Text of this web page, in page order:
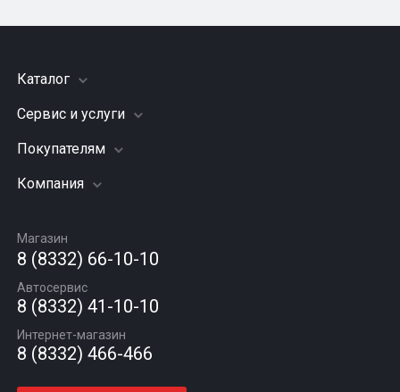
Каталог
Шины
Грузовые шины
Диски
Автомасла
Сервис и услуги
Заправка кондиционера
Подвеска (ходовая часть)
Шиномонтаж
Покупателям
Акции
Гарантии и возврат
Компания
Вакансии
Новости
Статьи
Контакты
Магазин
8 (8332) 66-10-10
Автосервис
8 (8332) 41-10-10
Интернет-магазин
8 (8332) 466-466